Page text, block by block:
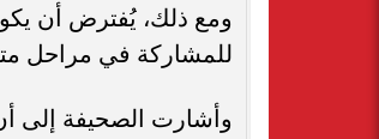
ومع ذلك، يُفترض أن
للمشاركة في مراحل